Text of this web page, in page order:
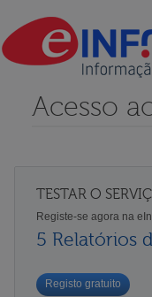
Acesso
TESTAR O
Registe-se agora na
5 Relatórios
Registo gratuito